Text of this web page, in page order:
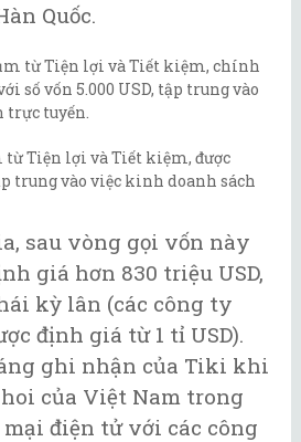
Quốc.
Tiện lợi và Tiết kiệm, được
trung vào việc kinh doanh sách
sau vòng gọi vốn này
giá hơn 830 triệu USD,
kỳ lân (các công ty
định giá từ 1 tỉ USD).
ghi nhận của Tiki khi
của Việt Nam trong
điện tử với các công